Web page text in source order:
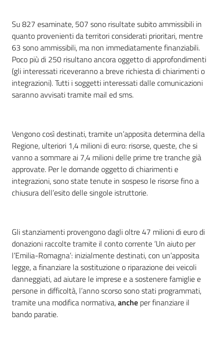
Su 827 esaminate, 507 sono risultate subito ammissibili in
quanto provenienti da territori considerati prioritari, mentre
63 sono ammissibili, ma non immediatamente finanziabili.
Poco più di 250 risultano ancora oggetto di approfondimenti
(gli interessati riceveranno a breve richiesta di chiarimenti o
integrazioni). Tutti i soggetti interessati dalle comunicazioni
saranno avvisati tramite mail ed sms.
Vengono così destinati, tramite un’apposita determina della
Regione, ulteriori 1,4 milioni di euro: risorse, queste, che si
vanno a sommare ai 7,4 milioni delle prime tre tranche già
approvate. Per le domande oggetto di chiarimenti e
integrazioni, sono state tenute in sospeso le risorse fino a
chiusura dell’esito delle singole istruttorie.
Gli stanziamenti provengono dagli oltre 47 milioni di euro di
donazioni raccolte tramite il conto corrente ‘Un aiuto per
l’Emilia-Romagna’: inizialmente destinati, con un’apposita
legge, a finanziare la sostituzione o riparazione dei veicoli
danneggiati, ad aiutare le imprese e a sostenere famiglie e
persone in difficoltà, l’anno scorso sono stati programmati,
tramite una modifica normativa,anche per finanziare il
bando paratie.